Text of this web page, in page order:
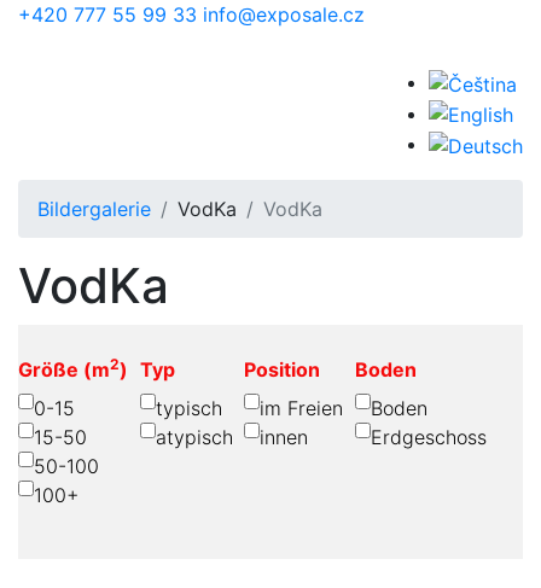
Skip to main content
+420 777 55 99 33 info@exposale.cz
Bildergalerie VodKa VodKa
VodKa
Größe (m2)
0-15
15-50
50-100
100+
Typ
typisch
atypisch
Position
im Freien
innen
Boden
Boden
Erdgeschoss